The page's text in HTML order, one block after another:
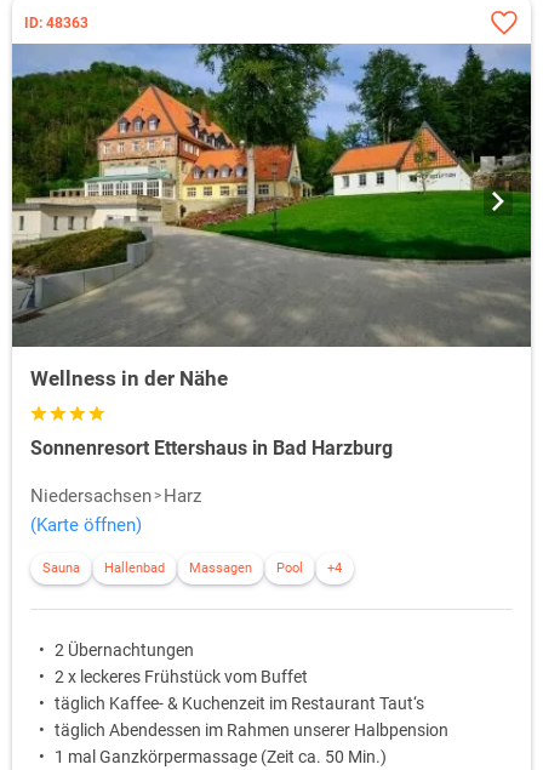
ID: 48363
Wellness in der Nähe
Sonnenresort Ettershaus in Bad Harzburg
Niedersachsen
Harz
(Karte öffnen)
Sauna Hallenbad Massagen Pool +4
2 Übernachtungen
2 x leckeres Frühstück vom Buffet
täglich Kaffee- & Kuchenzeit im Restaurant Taut‘s
täglich Abendessen im Rahmen unserer Halbpension
1 mal Ganzkörpermassage (Zeit ca. 50 Min.)